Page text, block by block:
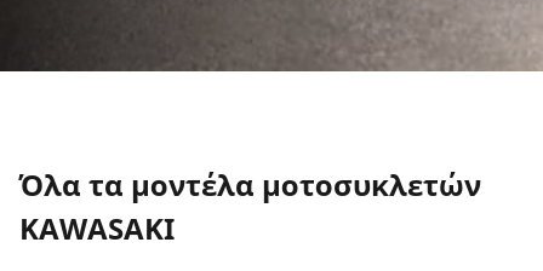
Όλα τα μοντέλα μοτοσυκλετών
KAWASAKI